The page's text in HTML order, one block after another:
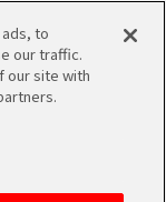
MEN
to
our traffic.
our site with